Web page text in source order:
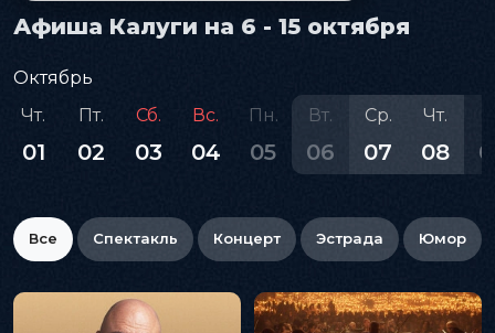
Афиша Калуги на 6 - 15 октября
Октябрь
Чт.
01
Пт.
02
Сб.
03
Вс.
04
Пн.
05
Вт.
06
Ср.
07
Чт.
08
Все Спектакль Концерт Эстрада Юмор